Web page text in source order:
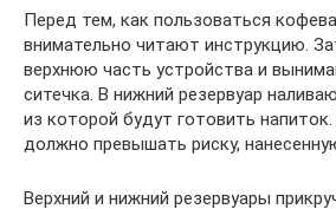
Перед тем, как пользоваться
внимательно читают инструкцию.
верхнюю часть устройства и
ситечка. В нижний резервуар
из которой будут готовить
должно превышать риску,
Верхний и нижний резервуары